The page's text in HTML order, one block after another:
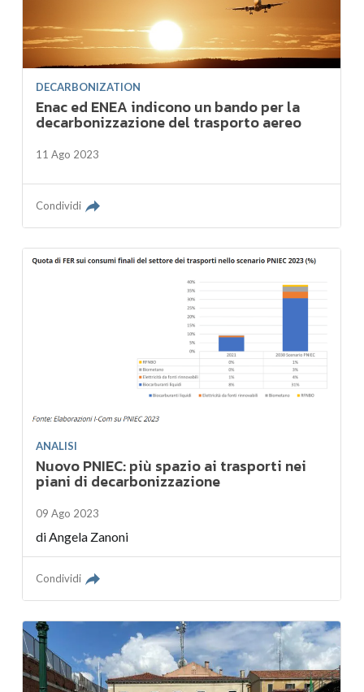
DECARBONIZATION
Enac ed ENEA indicono un bando per la
decarbonizzazione del trasporto aereo
11 Ago 2023
Condividi
ANALISI
Nuovo PNIEC: più spazio ai trasporti nei
piani di decarbonizzazione
09 Ago 2023
diAngela Zanoni
Condividi